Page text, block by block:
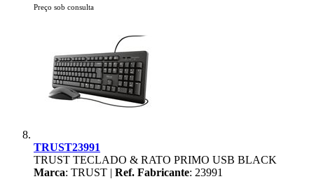
Preço sob consulta
TRUST23991
TRUST TECLADO & RATO PRIMO USB BLACK
Marca: TRUST | Ref. Fabricante: 23991